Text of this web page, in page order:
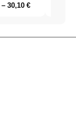
– 30,10 €